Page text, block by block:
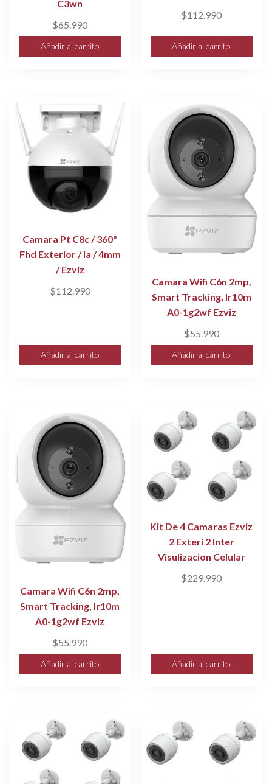
C3wn
$65.990
Añadir al carrito
$112.990
Añadir al carrito
Camara Pt C8c / 360º
Fhd Exterior / Ia / 4mm
/ Ezviz
$112.990
Añadir al carrito
Camara Wifi C6n 2mp,
Smart Tracking, Ir10m
A0-1g2wf Ezviz
$55.990
Añadir al carrito
Camara Wifi C6n 2mp,
Smart Tracking, Ir10m
A0-1g2wf Ezviz
$55.990
Añadir al carrito
Kit De 4 Camaras Ezviz
2 Exteri 2 Inter
Visulizacion Celular
$229.990
Añadir al carrito